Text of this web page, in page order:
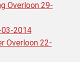
Overloon 29-
03-2014
Overloon 22-